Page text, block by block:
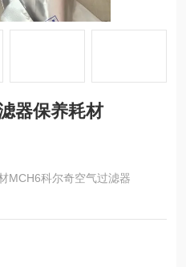
器保养耗材
MCH6科尔奇空气过滤器